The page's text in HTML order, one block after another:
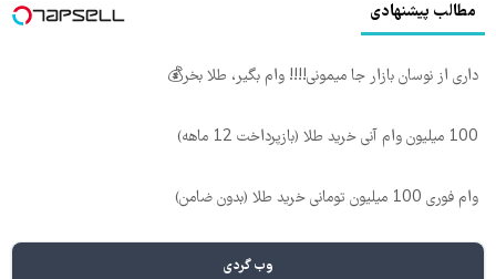
مطالب پیشنهادی
داری از نوسان بازار جا میمونی!!!! وام بگیر، طلا بخر💰
100 میلیون وام آنی خرید طلا (بازپرداخت 12 ماهه)
وام فوری 100 میلیون تومانی خرید طلا (بدون ضامن)
وب گردی